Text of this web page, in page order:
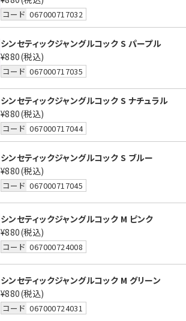
コード 067000717032
シンセティックジャングルコック S パープル
¥880(税込)
コード 067000717035
シンセティックジャングルコック S ナチュラル
¥880(税込)
コード 067000717044
シンセティックジャングルコック S ブルー
¥880(税込)
コード 067000717045
シンセティックジャングルコック M ピンク
¥880(税込)
コード 067000724008
シンセティックジャングルコック M グリーン
¥880(税込)
コード 067000724031